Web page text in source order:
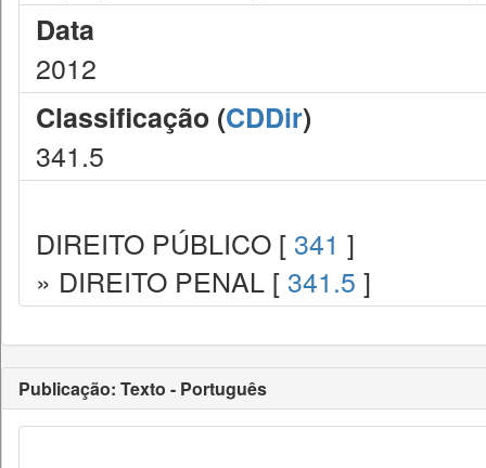
Data
2012
Classificação (CDDir)
341.5
DIREITO PÚBLICO [ 341 ]
» DIREITO PENAL [ 341.5 ]
Publicação: Texto - Português